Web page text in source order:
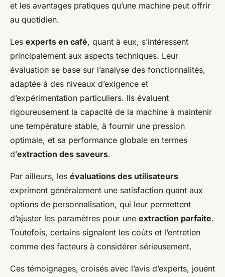
et les avantages pratiques qu’une machine peut offrir
au quotidien.
Les experts en café, quant à eux, s’intéressent
principalement aux aspects techniques. Leur
évaluation se base sur l’analyse des fonctionnalités,
adaptée à des niveaux d’exigence et
d’expérimentation particuliers. Ils évaluent
rigoureusement la capacité de la machine à maintenir
une température stable, à fournir une pression
optimale, et sa performance globale en termes
d’extraction des saveurs.
Par ailleurs, les évaluations des utilisateurs
expriment généralement une satisfaction quant aux
options de personnalisation, qui leur permettent
d’ajuster les paramètres pour une extraction parfaite.
Toutefois, certains signalent les coûts et l’entretien
comme des facteurs à considérer sérieusement.
Ces témoignages, croisés avec l’avis d’experts, jouent